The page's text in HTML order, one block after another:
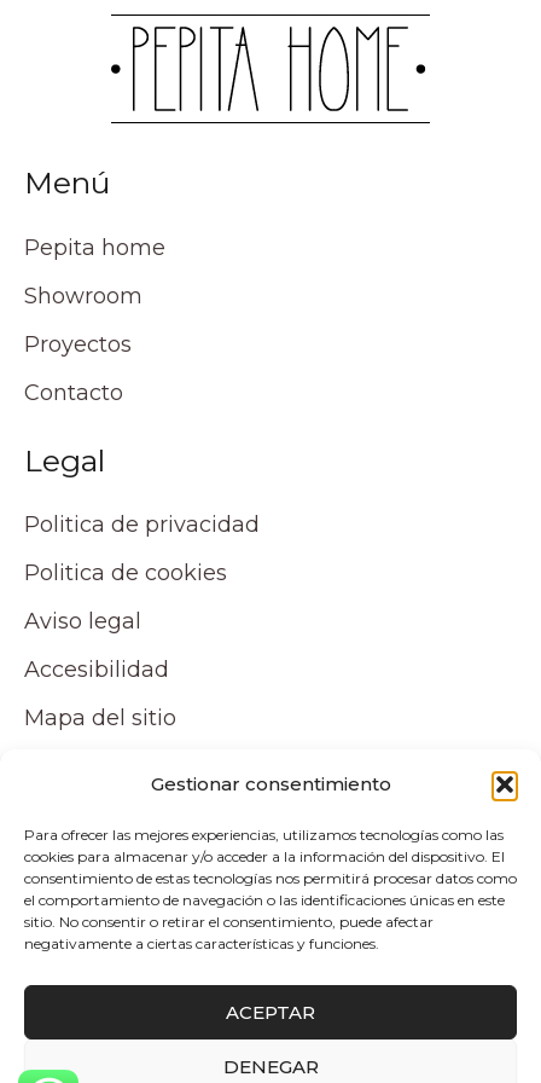
Gestionar consentimiento
Para ofrecer las mejores experiencias, utilizamos tecnologías como las
cookies para almacenar y/o acceder a la información del dispositivo. El
consentimiento de estas tecnologías nos permitirá procesar datos como
el comportamiento de navegación o las identificaciones únicas en este
sitio. No consentir o retirar el consentimiento, puede afectar
negativamente a ciertas características y funciones.
ACEPTAR
DENEGAR
Menú
Pepita home
Showroom
Proyectos
Contacto
Legal
Politica de privacidad
Politica de cookies
Aviso legal
Accesibilidad
Mapa del sitio
Tu cuenta
Mi cuenta
Carrito
Politica de envio y devoluciones